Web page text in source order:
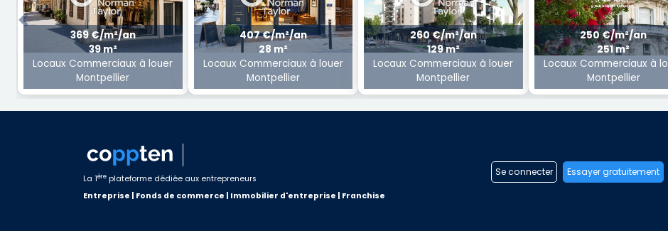
369 €/m²/an
39 m²
Locaux Commerciaux à louer
Montpellier
407 €/m²/an
28 m²
Locaux Commerciaux à louer
Montpellier
260 €/m²/an
129 m²
Locaux Commerciaux à louer
Montpellier
250 €/m²/an
251 m²
Locaux Commerciaux à
Montpellier
Previous
La 1ère plateforme dédiée aux entrepreneurs
Entreprise | Fonds de commerce | Immobilier d'entreprise | Franchise
Se connecter Essayer gratuitement